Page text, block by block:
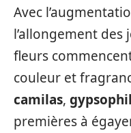
Avec
l’allongement
fleurs
couleur et
camilas,
premières à